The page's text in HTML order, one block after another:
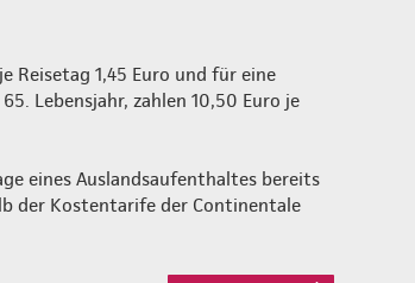
Reisetag 1,45 Euro und für eine
Lebensjahr, zahlen 10,50 Euro je
eines Auslandsaufenthaltes bereits
der Kostentarife der Continentale